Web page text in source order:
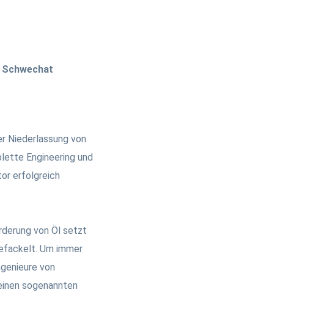
Niederlassung von
Engineering und
erfolgreich
von Öl setzt
Um immer
von
sogenannten